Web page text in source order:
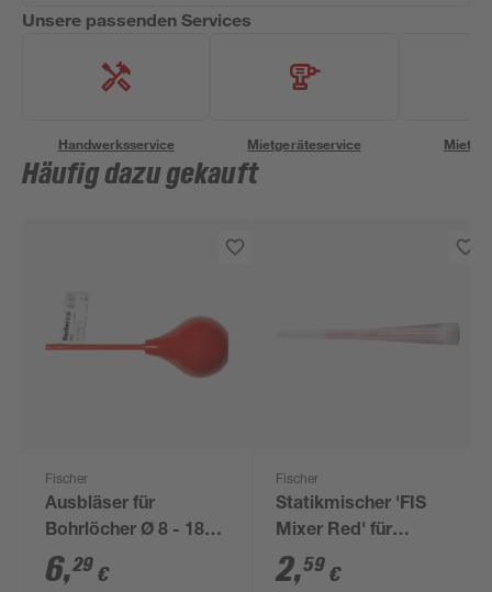
Unsere passenden Services
Handwerksservice Mietgeräteservice
Häufig dazu gekauft
Fischer
Ausbläser für
Bohrlöcher Ø 8 - 18
mm
6,29 €
Fischer
Statikmischer 'FIS
Mixer Red' für
Injektionskartuschen
2,59 €